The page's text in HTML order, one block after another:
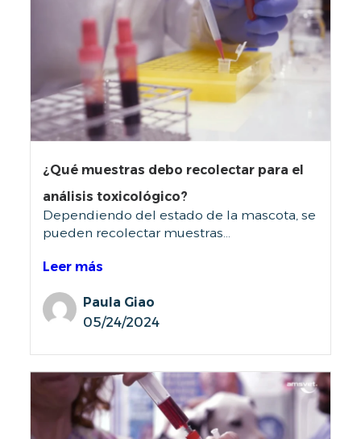
¿Qué muestras debo recolectar para el
análisis toxicológico?
Dependiendo del estado de la mascota, se
pueden recolectar muestras...
Leer más
Paula Giao
05/24/2024